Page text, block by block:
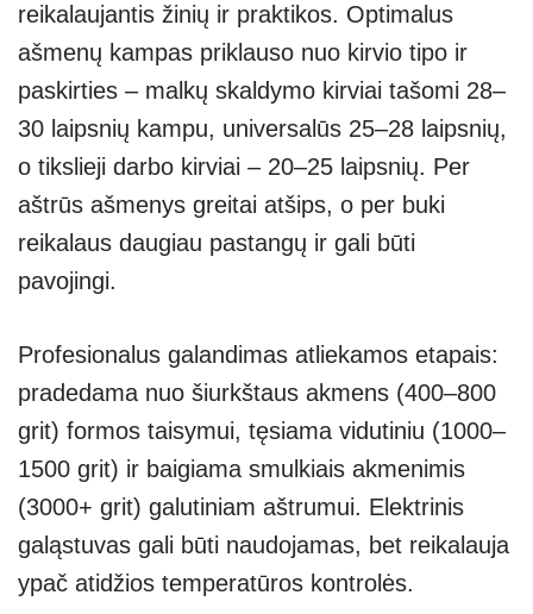
reikalaujantis žinių ir praktikos. Optimalus
ašmenų kampas priklauso nuo kirvio tipo ir
paskirties – malkų skaldymo kirviai tašomi 28–
30 laipsnių kampu, universalūs 25–28 laipsnių,
o tikslieji darbo kirviai – 20–25 laipsnių. Per
aštrūs ašmenys greitai atšips, o per buki
reikalaus daugiau pastangų ir gali būti
pavojingi.
Profesionalus galandimas atliekamos etapais:
pradedama nuo šiurkštaus akmens (400–800
grit) formos taisymui, tęsiama vidutiniu (1000–
1500 grit) ir baigiama smulkiais akmenimis
(3000+ grit) galutiniam aštrumui. Elektrinis
galąstuvas gali būti naudojamas, bet reikalauja
ypač atidžios temperatūros kontrolės.